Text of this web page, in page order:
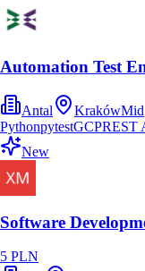
Automation Test
Antal KrakówMid
PythonpytestGCPREST
New
Software
5 PLN